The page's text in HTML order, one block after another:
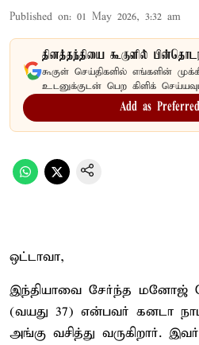
Published on: 01 May 2026, 3:32 am
தினத்தந்தியை கூகுளில்
கூகுள் செய்திகளில் எங்களின்
உடனுக்குடன் பெற கிளிக்
Add as
ஒட்டாவா,
இந்தியாவை சேர்ந்த மனோஜ்
(வயது 37) என்பவர் கனடா
அங்கு வசித்து வருகிறார்.